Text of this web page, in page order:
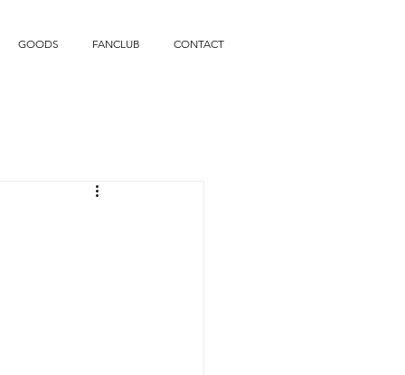
GOODS FANCLUB CONTACT